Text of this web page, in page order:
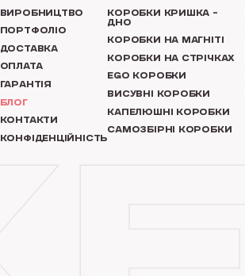
ВИРОБНИЦТВО
ПОРТФОЛІО
ДОСТАВКА
ОПЛАТА
ГАРАНТІЯ
БЛОГ
КОНТАКТИ
КОНФІДЕНЦІЙНІСТЬ
КОРОБКИ КРИШКА –
ДНО
КОРОБКИ НА МАГНІТІ
КОРОБКИ НА СТРІЧКАХ
EGO КОРОБКИ
ВИСУВНІ КОРОБКИ
КАПЕЛЮШНІ КОРОБКИ
САМОЗБІРНІ КОРОБКИ